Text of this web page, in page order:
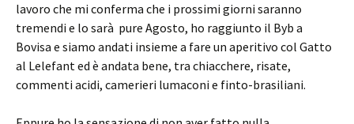
lavoro che mi conferma che i prossimi giorni saranno
tremendi e lo sarà pure Agosto, ho raggiunto il Byb a
Bovisa e siamo andati insieme a fare un aperitivo col Gatto
al Lelefant ed è andata bene, tra chiacchere, risate,
commenti acidi, camerieri lumaconi e finto-brasiliani.